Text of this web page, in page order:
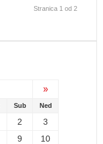
Stranica 1 od 2
»
Sub Ned
2
3
9
10